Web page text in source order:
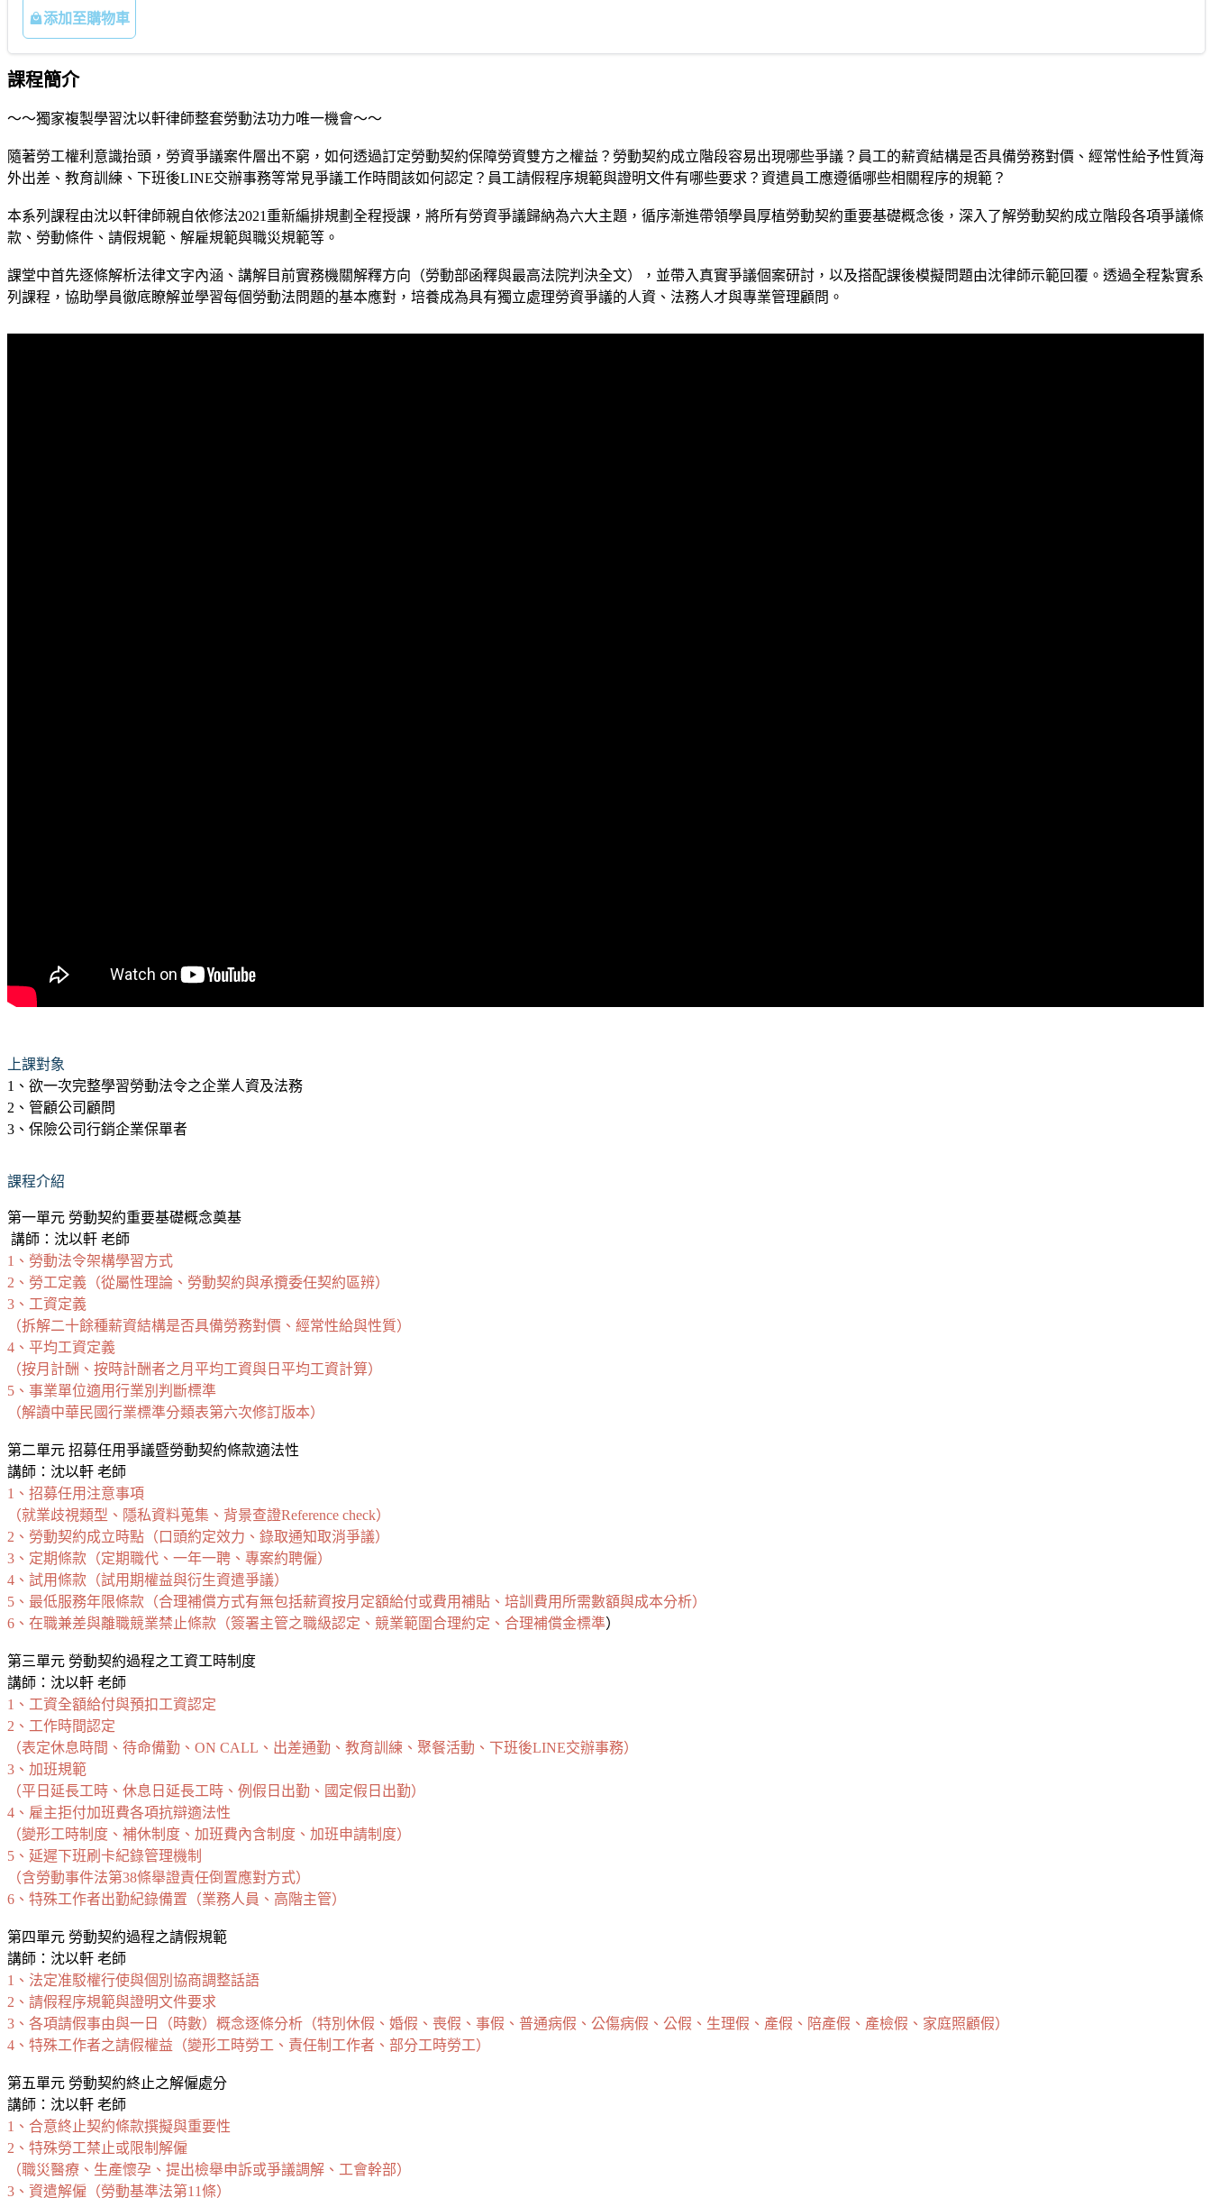
添加至購物車
課程簡介
～～獨家複製學習沈以軒律師整套勞動法功力唯一機會～～
隨著勞工權利意識抬頭，勞資爭議案件層出不窮，如何透過訂定勞動契約保障勞資雙方之權益？勞動契約成立階段容易出現哪些爭議？員工的薪資結構是否具備勞務對價、經常性給予性質海
外出差、教育訓練、下班後LINE交辦事務等常見爭議工作時間該如何認定？員工請假程序規範與證明文件有哪些要求？資遣員工應遵循哪些相關程序的規範？
本系列課程由沈以軒律師親自依修法2021重新編排規劃全程授課，將所有勞資爭議歸納為六大主題，循序漸進帶領學員厚植勞動契約重要基礎概念後，深入了解勞動契約成立階段各項爭議條
款、勞動條件、請假規範、解雇規範與職災規範等。
課堂中首先逐條解析法律文字內涵、講解目前實務機關解釋方向（勞動部函釋與最高法院判決全文），並帶入真實爭議個案研討，以及搭配課後模擬問題由沈律師示範回覆。透過全程紮實系
列課程，協助學員徹底瞭解並學習每個勞動法問題的基本應對，培養成為具有獨立處理勞資爭議的人資、法務人才與專業管理顧問。
上課對象
1、欲一次完整學習勞動法令之企業人資及法務
2、管顧公司顧問
3、保險公司行銷企業保單者
課程介紹
第一單元 勞動契約重要基礎概念奠基
講師：沈以軒 老師
1、勞動法令架構學習方式
2、勞工定義（從屬性理論、勞動契約與承攬委任契約區辨）
3、工資定義
（拆解二十餘種薪資結構是否具備勞務對價、經常性給與性質）
4、平均工資定義
（按月計酬、按時計酬者之月平均工資與日平均工資計算）
5、事業單位適用行業別判斷標準
（解讀中華民國行業標準分類表第六次修訂版本）
第二單元 招募任用爭議暨勞動契約條款適法性
講師：沈以軒 老師
1、招募任用注意事項
（就業歧視類型、隱私資料蒐集、背景查證Reference check）
2、勞動契約成立時點（口頭約定效力、錄取通知取消爭議）
3、定期條款（定期職代、一年一聘、專案約聘僱）
4、試用條款（試用期權益與衍生資遣爭議）
5、最低服務年限條款（合理補償方式有無包括薪資按月定額給付或費用補貼、培訓費用所需數額與成本分析）
6、在職兼差與離職競業禁止條款（簽署主管之職級認定、競業範圍合理約定、合理補償金標準）
第三單元 勞動契約過程之工資工時制度
講師：沈以軒 老師
1、工資全額給付與預扣工資認定
2、工作時間認定
（表定休息時間、待命備勤、ON CALL、出差通勤、教育訓練、聚餐活動、下班後LINE交辦事務）
3、加班規範
（平日延長工時、休息日延長工時、例假日出勤、國定假日出勤）
4、雇主拒付加班費各項抗辯適法性
（變形工時制度、補休制度、加班費內含制度、加班申請制度）
5、延遲下班刷卡紀錄管理機制
（含勞動事件法第38條舉證責任倒置應對方式）
6、特殊工作者出勤紀錄備置（業務人員、高階主管）
第四單元 勞動契約過程之請假規範
講師：沈以軒 老師
1、法定准駁權行使與個別協商調整話語
2、請假程序規範與證明文件要求
3、各項請假事由與一日（時數）概念逐條分析（特別休假、婚假、喪假、事假、普通病假、公傷病假、公假、生理假、產假、陪產假、產檢假、家庭照顧假）
4、特殊工作者之請假權益（變形工時勞工、責任制工作者、部分工時勞工）
第五單元 勞動契約終止之解僱處分
講師：沈以軒 老師
1、合意終止契約條款撰擬與重要性
2、特殊勞工禁止或限制解僱
（職災醫療、生產懷孕、提出檢舉申訴或爭議調解、工會幹部）
3、資遣解僱（勞動基準法第11條）